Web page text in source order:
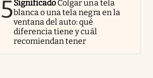
5Significado Colgar una tela
blanca o una tela negra en la
ventana del auto: qué
diferencia tiene y cuál
recomiendan tener